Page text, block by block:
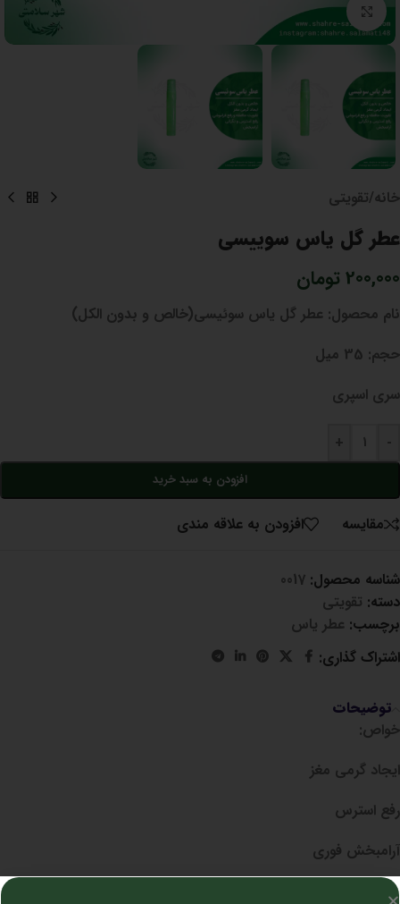
برای بزرگنمایی کلیک کنید
خانه/تقویتی
عطر گل یاس سوییسی
200,000 تومان
نام محصول: عطر گل یاس سوئیسی(خالص و بدون الکل)
حجم:
سری اسپری
-
+
افزودن به سبد خرید
مقايسه افزودن به علاقه مندی
شناسه محصول: 0017
دسته: تقویتی
برچسب: عطر یاس
اشتراک گذاری:
توضیحات
خواص:
ایجاد گرمی مغز
رفع استرس
آرامبخش فوری
رفع اضظراب و نگرانی و ناراحتی